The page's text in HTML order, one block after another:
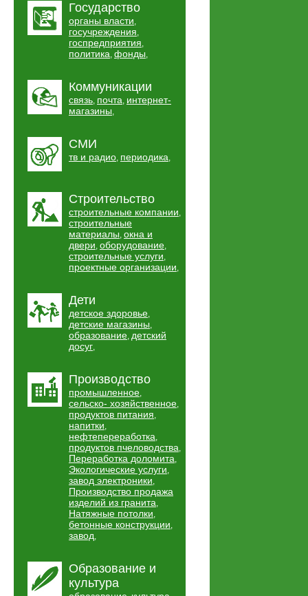
Государство
органы власти,
госучреждения,
госпредприятия,
политика, фонды,
Коммуникации
связь, почта, интернет-
магазины,
СМИ
тв и радио, периодика,
Строительство
строительные компании,
строительные
материалы, окна и
двери, оборудование,
строительные услуги,
проектные организации,
Дети
детское здоровье,
детские магазины,
образование, детский
досуг,
Производство
промышленное,
сельско- хозяйственное,
продуктов питания,
напитки,
нефтепереработка,
продуктов пчеловодства,
Переработка доломита,
Экологические услуги,
завод электроники,
Производство продажа
изделий из гранита,
Натяжные потолки,
бетонные конструкции,
завод,
Образование и
культура